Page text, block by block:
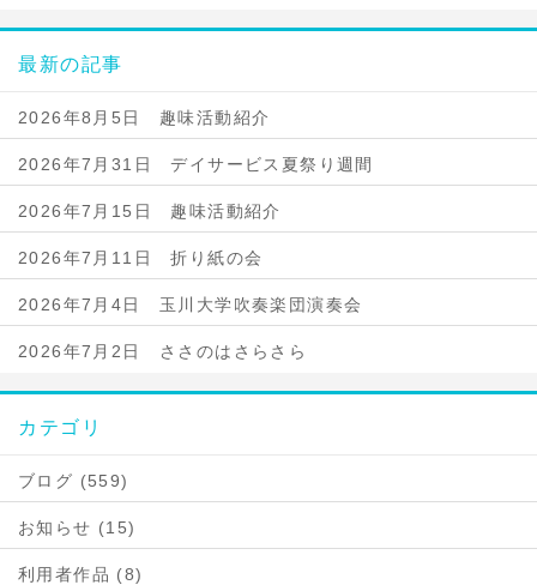
最新の記事
2026年8月5日 趣味活動紹介
2026年7月31日 デイサービス夏祭り週間
2026年7月15日 趣味活動紹介
2026年7月11日 折り紙の会
2026年7月4日 玉川大学吹奏楽団演奏会
2026年7月2日 ささのはさらさら
カテゴリ
ブログ (559)
お知らせ (15)
利用者作品 (8)